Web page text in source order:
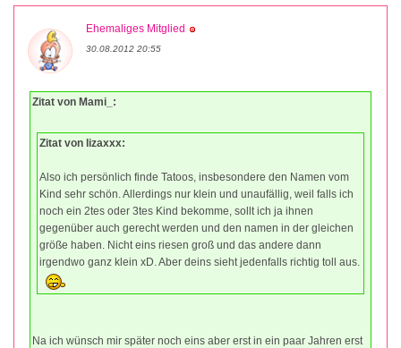
Ehemaliges Mitglied
30.08.2012 20:55
Zitat von Mami_:
Zitat von lizaxxx:
Also ich persönlich finde Tatoos, insbesondere den Namen vom
Kind sehr schön. Allerdings nur klein und unaufällig, weil falls ich
noch ein 2tes oder 3tes Kind bekomme, sollt ich ja ihnen
gegenüber auch gerecht werden und den namen in der gleichen
größe haben. Nicht eins riesen groß und das andere dann
irgendwo ganz klein xD. Aber deins sieht jedenfalls richtig toll aus.
Na ich wünsch mir später noch eins aber erst in ein paar Jahren erst